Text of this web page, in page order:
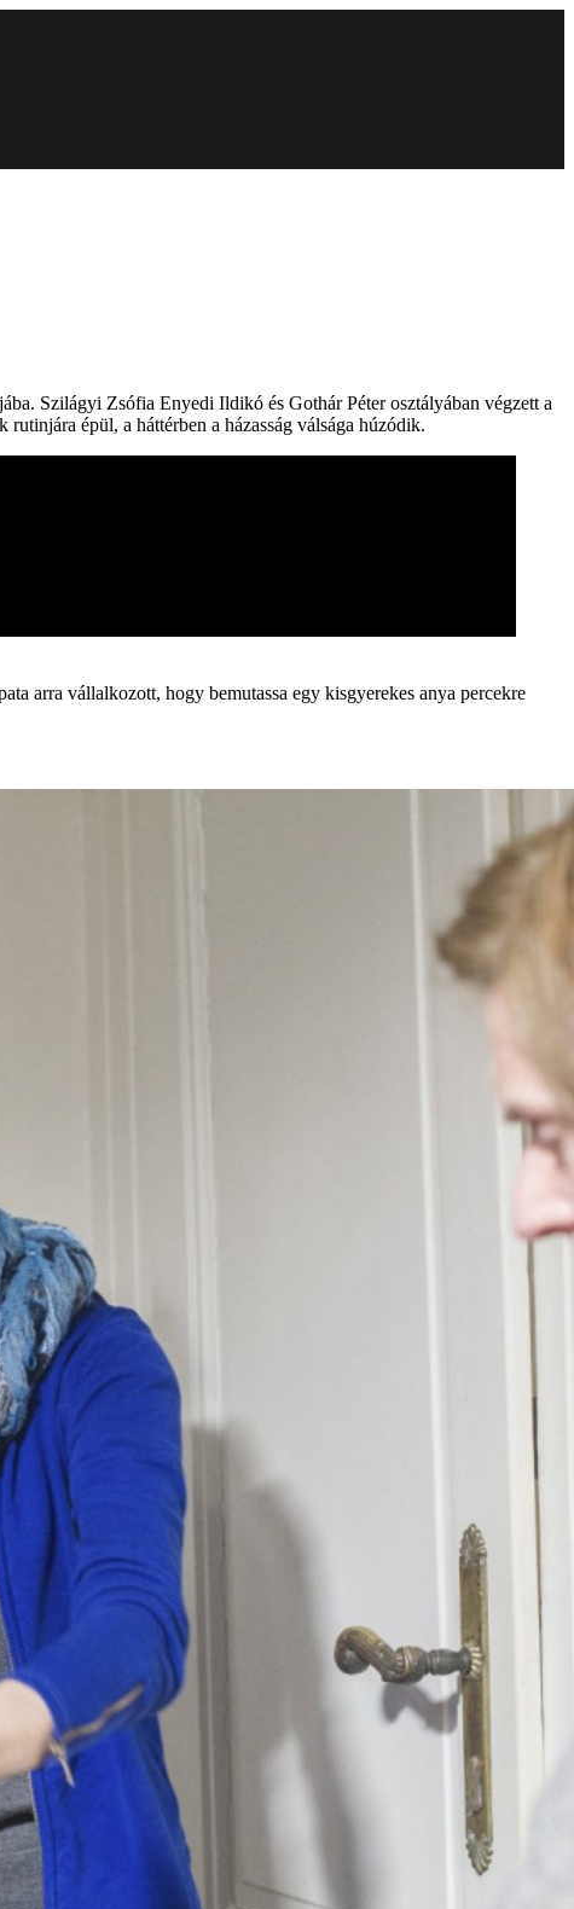
Szilágyi Zsófia Enyedi Ildikó és Gothár Péter osztályában végzett a
épül, a háttérben a házasság válsága húzódik.
arra vállalkozott, hogy bemutassa egy kisgyerekes anya percekre